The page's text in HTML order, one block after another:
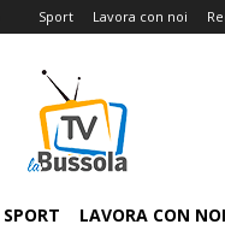
Sport Lavora con noi
SPORT LAVORA CON NOI